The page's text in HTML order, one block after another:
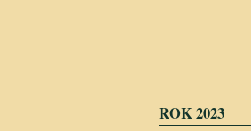
ROK 2023